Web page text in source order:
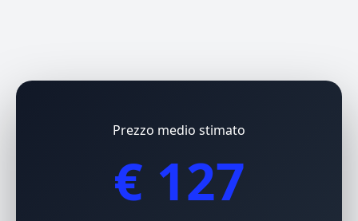
Prezzo medio stimato
€ 127